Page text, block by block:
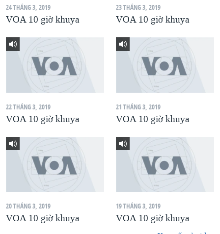
QUAN HỆ VIỆT MỸ
24 THÁNG 3, 2019
VOA 10 giờ khuya
23 THÁNG 3, 2019
VOA 10 giờ khuya
22 THÁNG 3, 2019
VOA 10 giờ khuya
21 THÁNG 3, 2019
VOA 10 giờ khuya
20 THÁNG 3, 2019
VOA 10 giờ khuya
19 THÁNG 3, 2019
VOA 10 giờ khuya